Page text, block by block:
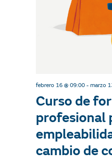
febrero 16 @ 09:00- marzo
Curso de
profesional
cambio de